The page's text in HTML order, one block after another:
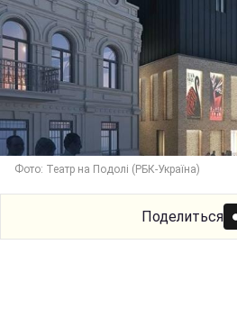
Фото: Театр на Подолі (РБК-Україна)
Поделиться